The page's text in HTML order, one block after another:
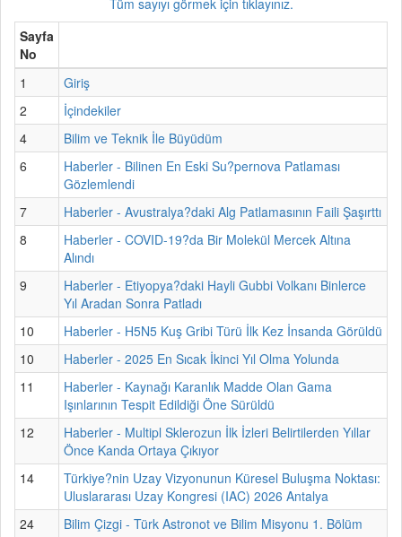
Sayfa
No
1
Giriş
2
İçindekiler
4
Bilim ve Teknik İle Büyüdüm
6
Haberler - Bilinen En Eski Su?pernova Patlaması
Gözlemlendi
7
Haberler - Avustralya?daki Alg Patlamasının Faili Şaşırttı
8
Haberler - COVID-19?da Bir Molekül Mercek Altına
Alındı
9
Haberler - Etiyopya?daki Hayli Gubbi Volkanı Binlerce
Yıl Aradan Sonra Patladı
10
Haberler - H5N5 Kuş Gribi Türü İlk Kez İnsanda Görüldü
10
Haberler - 2025 En Sıcak İkinci Yıl Olma Yolunda
11
Haberler - Kaynağı Karanlık Madde Olan Gama
Işınlarının Tespit Edildiği Öne Sürüldü
12
Haberler - Multipl Sklerozun İlk İzleri Belirtilerden Yıllar
Önce Kanda Ortaya Çıkıyor
14
Türkiye?nin Uzay Vizyonunun Küresel Buluşma Noktası:
Uluslararası Uzay Kongresi (IAC) 2026 Antalya
24
Bilim Çizgi - Türk Astronot ve Bilim Misyonu 1. Bölüm